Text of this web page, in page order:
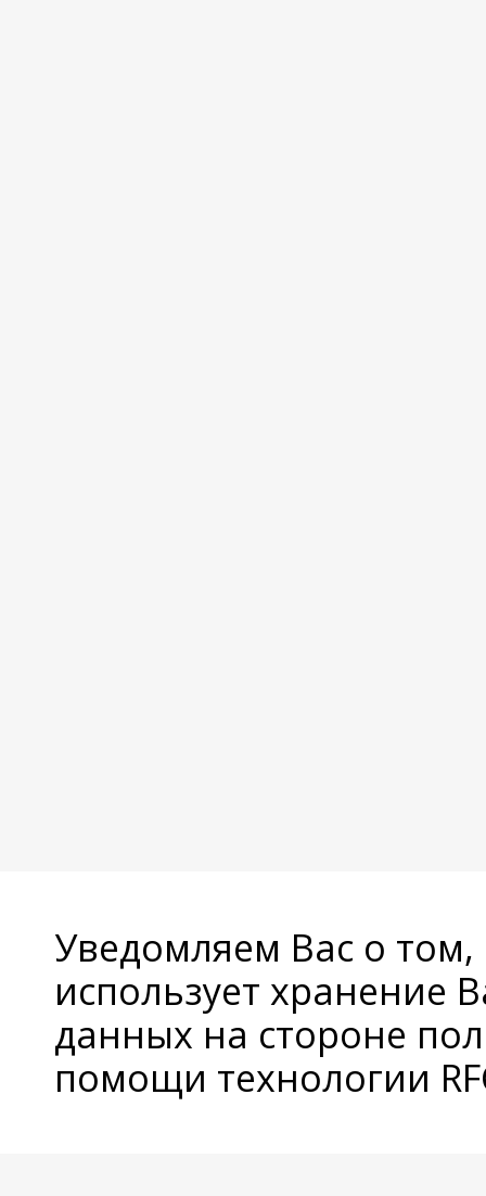
Уведомляем Вас о
использует хранение
данных на стороне
помощи технологии